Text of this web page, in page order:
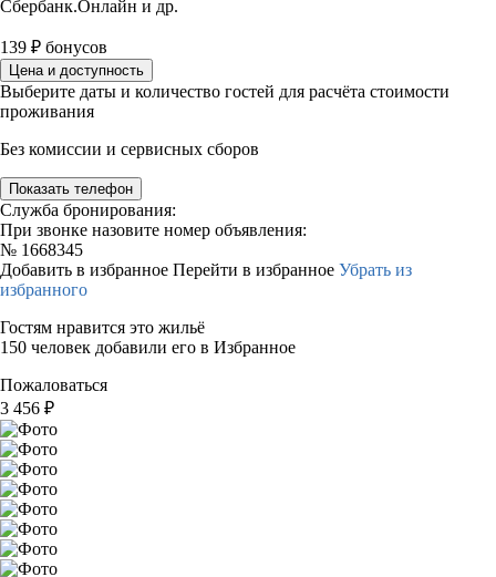
Сбербанк.Онлайн и др.
139 ₽ бонусов
Цена и доступность
Выберите даты и количество гостей для расчёта стоимости
проживания
Без комиссии и сервисных сборов
Показать телефон
Служба бронирования:
При звонке назовите номер объявления:
№ 1668345
Добавить в избранное Перейти в избранное Убрать из
избранного
Гостям нравится это жильё
150 человек добавили его в Избранное
Пожаловаться
3 456 ₽